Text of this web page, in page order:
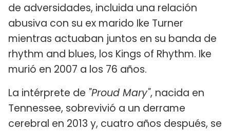
de adversidades, incluida una relación
abusiva con su ex marido Ike Turner
mientras actuaban juntos en su banda de
rhythm and blues, los Kings of Rhythm. Ike
murió en 2007 a los 76 años.
La intérprete de "Proud Mary", nacida en
Tennessee, sobrevivió a un derrame
cerebral en 2013 y, cuatro años después, se